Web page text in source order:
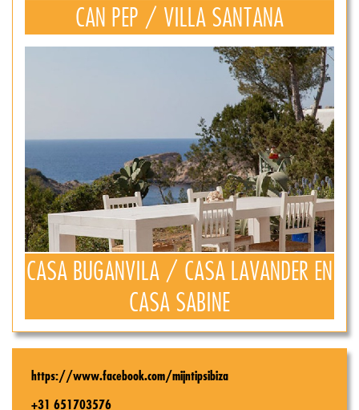
CAN PEP / VILLA SANTANA
CASA BUGANVILA / CASA LAVANDER EN
CASA SABINE
https://www.facebook.com/mijntipsibiza
+31 651703576